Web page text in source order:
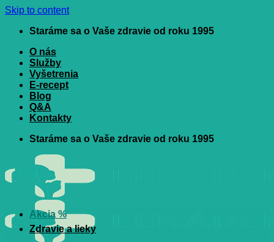
Skip to content
Staráme sa o Vaše zdravie od roku 1995
O nás
Služby
Vyšetrenia
E-recept
Blog
Q&A
Kontakty
Staráme sa o Vaše zdravie od roku 1995
Akcia %
Zdravie a lieky